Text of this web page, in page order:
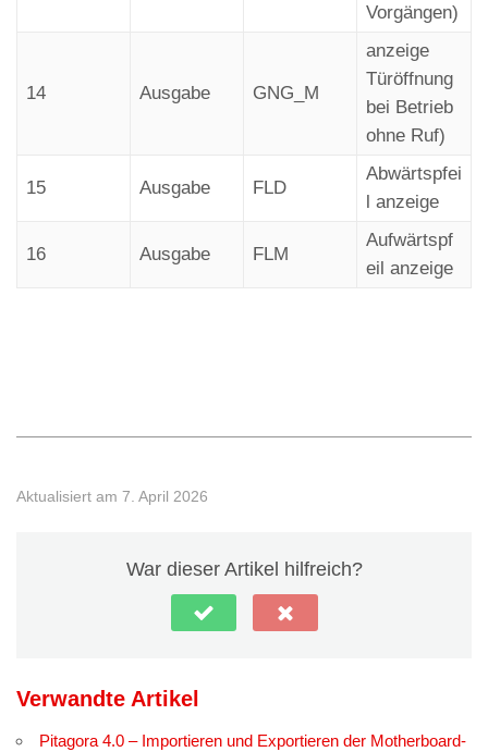
Vorgängen)
14 Ausgabe GNG_M
anzeige
Türöffnung
bei Betrieb
ohne Ruf)
15 Ausgabe FLD
Abwärtspfei
l anzeige
16 Ausgabe FLM
Aufwärtspf
eil anzeige
Aktualisiert am 7. April 2026
War dieser Artikel hilfreich?
Verwandte Artikel
Pitagora 4.0 – Importieren und Exportieren der Motherboard-